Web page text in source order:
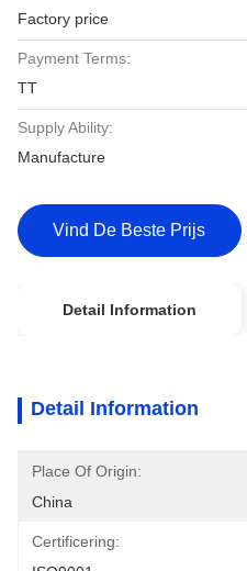
Factory price
Payment Terms:
TT
Supply Ability:
Manufacture
Vind De Beste Prijs
Detail Information
Detail Information
Place Of Origin:
China
Certificering: